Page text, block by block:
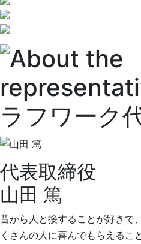
ラフワーク
代表取締役
山田 篤
昔から人と接することが好きで
くさんの人に喜んでもらえるこ